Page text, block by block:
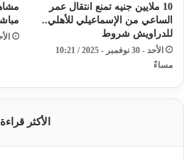
10 ملايين جنيه تمنع انتقال عمر
الساعي من الإسماعيلي للأهلي..
للدراويش شروط
الأحد - 30 نوفمبر - 2025 / 10:21
مساءً
الأحد - 30
الأكثر قراءة